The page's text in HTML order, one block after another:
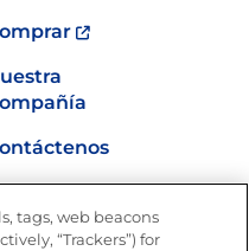
tags, web beacons
“Trackers”) for